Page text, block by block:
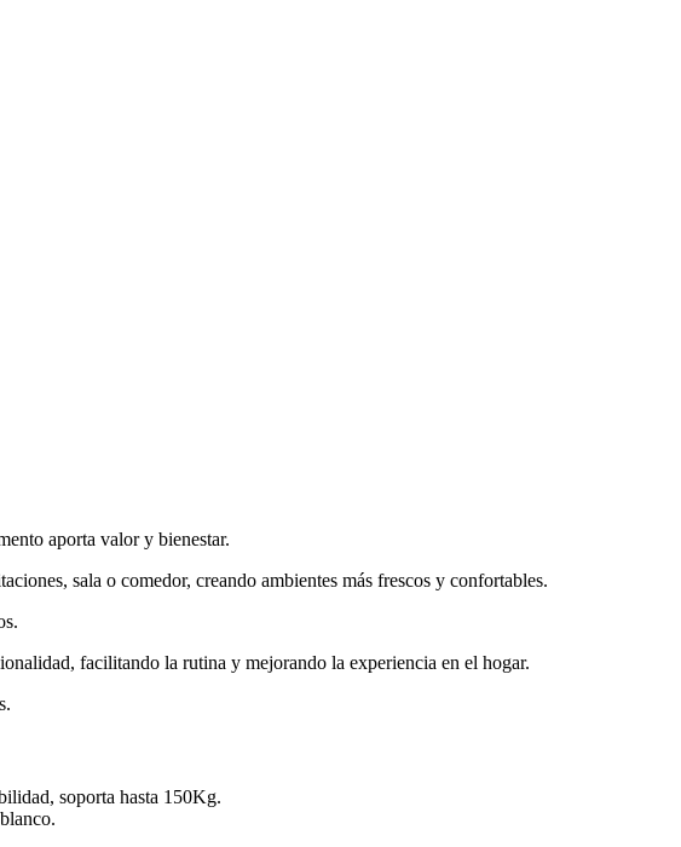
aporta valor y bienestar.
sala o comedor, creando ambientes más frescos y confortables.
facilitando la rutina y mejorando la experiencia en el hogar.
soporta hasta 150Kg.